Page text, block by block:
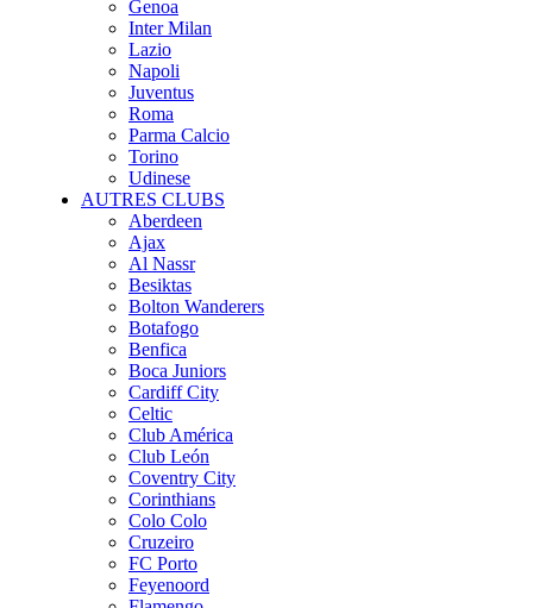
Genoa
Inter Milan
Lazio
Napoli
Juventus
Roma
Parma Calcio
Torino
Udinese
AUTRES CLUBS
Aberdeen
Ajax
Al Nassr
Besiktas
Bolton Wanderers
Botafogo
Benfica
Boca Juniors
Cardiff City
Celtic
Club América
Club León
Coventry City
Corinthians
Colo Colo
Cruzeiro
FC Porto
Feyenoord